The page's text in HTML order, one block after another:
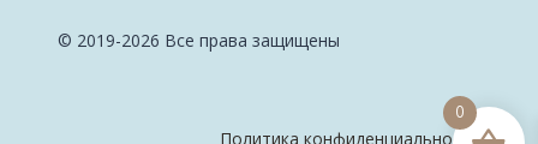
© 2019-2026 Все права защищены
Политика конфиденциальности
0